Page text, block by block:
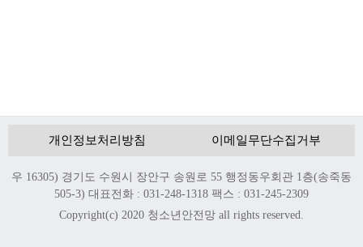
개인정보처리방침 이메일무단수집거부
우 16305) 경기도 수원시 장안구 송원로 55 행정동우회관 1층(송죽동
505-3) 대표전화 : 031-248-1318 팩스 : 031-245-2309
Copyright(c) 2020 청소년안전망 all rights reserved.